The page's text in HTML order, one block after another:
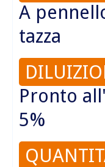
A
tazza
Pronto
5%